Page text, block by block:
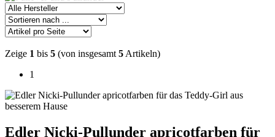
Zeige 1 bis 5 (von insgesamt 5 Artikeln)
1
Edler Nicki-Pullunder apricotfarben für